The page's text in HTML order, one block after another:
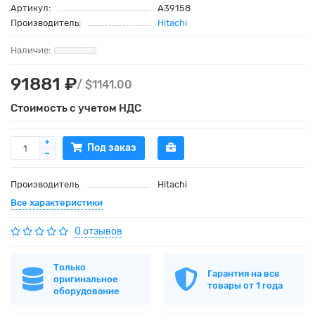
Артикул:
A39158
Производитель:
Hitachi
91881 ₽/ $1141.00
Стоимость с учетом НДС
Под заказ
Производитель
Hitachi
Все характеристики
0 отзывов
Только
оригинальное
оборудование
Гарантия на все
товары от 1 года